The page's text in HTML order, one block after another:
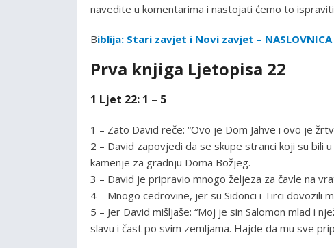
navedite u komentarima i nastojati ćemo to
Biblija: Stari zavjet i Novi zavjet – NASLOVNICA
Prva knjiga Ljetopisa 22
1 Ljet 22: 1 – 5
1 – Zato David reče: “Ovo je Dom Jahve i ovo je
2 – David zapovjedi da se skupe stranci koji su bili
kamenje za gradnju Doma Božjeg.
3 – David je pripravio mnogo željeza za čavle na
4 – Mnogo cedrovine, jer su Sidonci i Tirci dovozili
5 – Jer David mišljaše: “Moj je sin Salomon mlad i
slavu i čast po svim zemljama. Hajde da mu sve